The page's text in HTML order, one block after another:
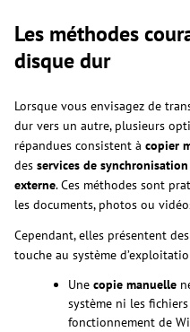
Les méthodes
disque dur
Lorsque vous envisagez de
dur vers un autre, plusieurs
répandues consistent à copier
des services de synchronisation
externe. Ces méthodes sont
les documents, photos ou
Cependant, elles présentent
touche au système
Une copie manuelle
système ni les
fonctionnement de